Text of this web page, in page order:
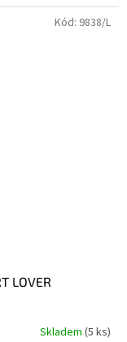
LOVER
Skladem (5 ks)
Kód: 9838/L